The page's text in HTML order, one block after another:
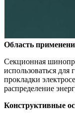
Область
Секционная
использоваться для
прокладки
распределение
Конструктивные